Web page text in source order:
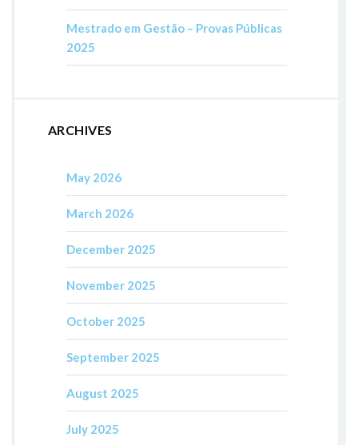
Mestrado em Gestão – Provas Públicas
2025
ARCHIVES
May 2026
March 2026
December 2025
November 2025
October 2025
September 2025
August 2025
July 2025